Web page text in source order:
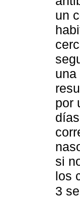
un
una
por
si
los
3